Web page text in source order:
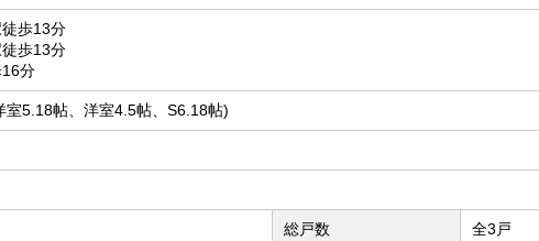
歩13分
歩13分
分
5.18帖、洋室4.5帖、S6.18帖)
総戸数 全3戸